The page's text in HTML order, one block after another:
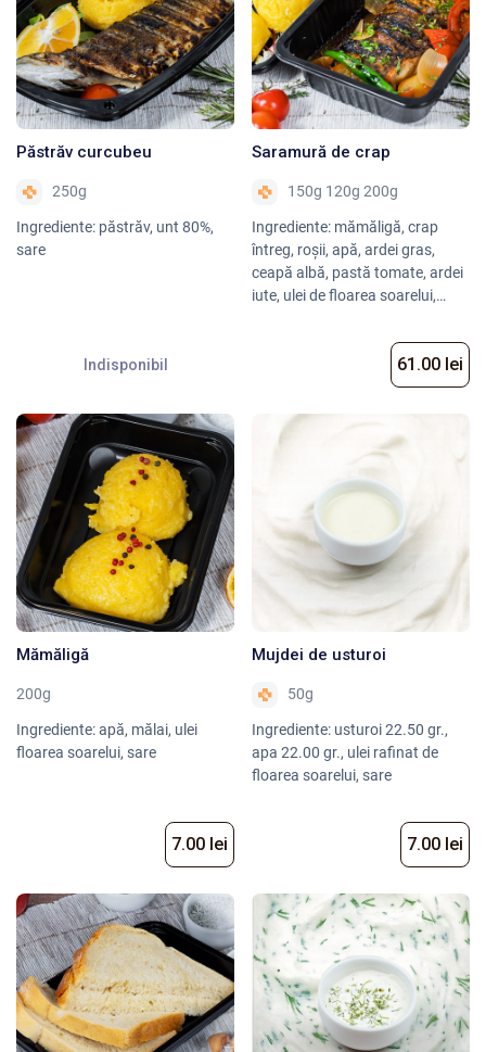
Păstrăv curcubeu
250g
Ingrediente: păstrăv, unt 80%,
sare
Indisponibil
Saramură de crap
150g 120g 200g
Ingrediente: mămăligă, crap
întreg, roșii, apă, ardei gras,
ceapă albă, pastă tomate, ardei
iute, ulei de floarea soarelui,
61.00 lei
Mămăligă
200g
Ingrediente: apă, mălai, ulei
floarea soarelui, sare
7.00 lei
Mujdei de usturoi
50g
Ingrediente: usturoi 22.50 gr.,
apa 22.00 gr., ulei rafinat de
floarea soarelui, sare
7.00 lei